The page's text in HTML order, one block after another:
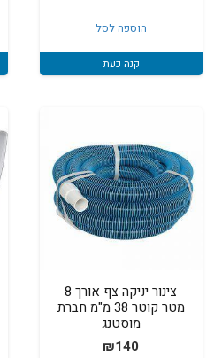
הוספה לסל
קנה כעת
צינור יניקה צף אורך 8
מטר קוטר 38 מ"מ חברת
מוסטנג
₪140